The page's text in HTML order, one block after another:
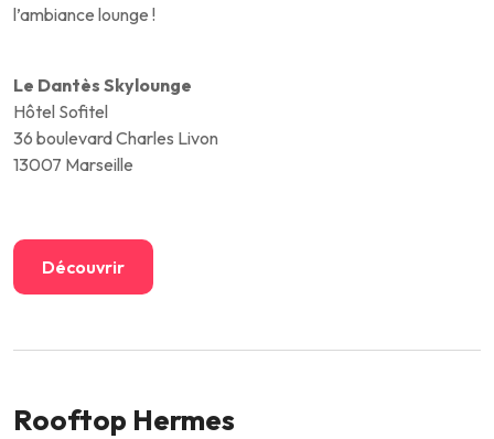
l’ambiance lounge !
Le Dantès Skylounge
Hôtel Sofitel
36 boulevard Charles Livon
13007 Marseille
Découvrir
Rooftop Hermes